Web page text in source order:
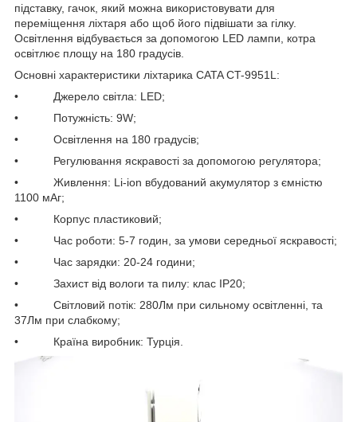
підставку, гачок, який можна використовувати для
переміщення ліхтаря або щоб його підвішати за гілку.
Освітлення відбувається за допомогою LED лампи, котра
освітлює площу на 180 градусів.
Основні характеристики ліхтарика CATA CT-9951L:
• Джерело світла: LED;
• Потужність: 9W;
• Освітлення на 180 градусів;
• Регулювання яскравості за допомогою регулятора;
• Живлення: Li-ion вбудований акумулятор з ємністю
1100 мАг;
• Корпус пластиковий;
• Час роботи: 5-7 годин, за умови середньої яскравості;
• Час зарядки: 20-24 години;
• Захист від вологи та пилу: клас IP20;
• Світловий потік: 280Лм при сильному освітленні, та
37Лм при слабкому;
• Країна виробник: Турція.